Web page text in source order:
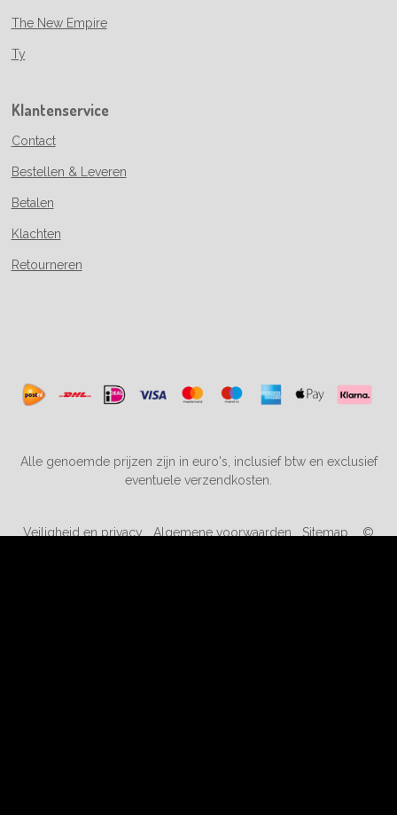
The New Empire
Ty
Klantenservice
Contact
Bestellen & Leveren
Betalen
Klachten
Retourneren
Alle genoemde prijzen zijn in euro's, inclusief btw en exclusief
eventuele verzendkosten.
Veiligheid en privacy Algemene voorwaarden Sitemap ©